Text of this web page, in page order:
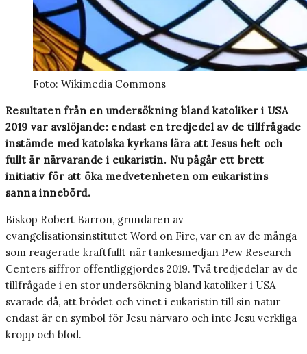
Foto: Wikimedia Commons
Resultaten från en undersökning bland katoliker i USA
2019 var avslöjande: endast en tredjedel av de tillfrågade
instämde med katolska kyrkans lära att Jesus helt och
fullt är närvarande i eukaristin. Nu pågår ett brett
initiativ för att öka medvetenheten om eukaristins
sanna innebörd.
Biskop Robert Barron, grundaren av
evangelisationsinstitutet Word on Fire, var en av de många
som reagerade kraftfullt när tankesmedjan Pew Research
Centers siffror offentliggjordes 2019. Två tredjedelar av de
tillfrågade i en stor undersökning bland katoliker i USA
svarade då, att brödet och vinet i eukaristin till sin natur
endast är en symbol för Jesu närvaro och inte Jesu verkliga
kropp och blod.